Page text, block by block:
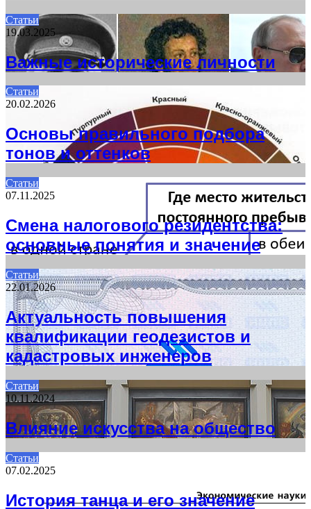
Статьи
19.03.2025
Важные исторические личности
Статьи
20.02.2026
Основы правильного подбора
тонов и оттенков
Статьи
07.11.2025
Смена налогового резидентства:
основные понятия и значение
Статьи
22.01.2026
Актуальность повышения
квалификации геодезистов и
кадастровых инженеров
Статьи
10.11.2024
Влияние искусства на общество
Статьи
07.02.2025
История танца и его значение